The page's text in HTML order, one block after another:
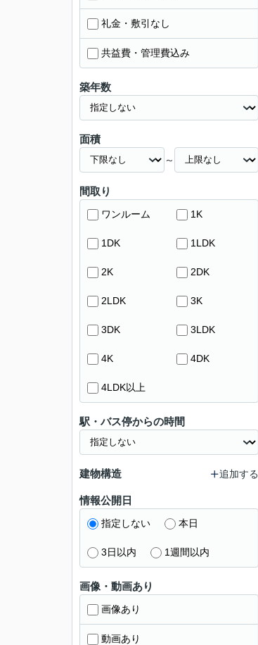
礼金・敷引なし
共益費・管理費込み
築年数
面積
～
間取り
ワンルーム 1K
1DK 1LDK
2K 2DK
2LDK 3K
3DK 3LDK
4K 4DK
4LDK以上
駅・バス停からの時間
建物構造 追加する
情報公開日
指定しない 本日
3日以内 1週間以内
画像・動画あり
画像あり
動画あり